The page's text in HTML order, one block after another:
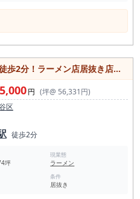
2分！ラーメン店居抜き店舗物件
円 (坪@ 56,331円)
区
徒歩2分
坪
現業態
ラーメン
条件
居抜き